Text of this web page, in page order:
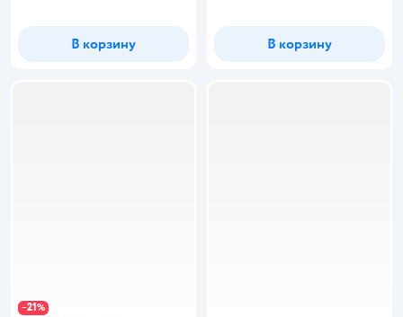
В корзину В корзину
−21%